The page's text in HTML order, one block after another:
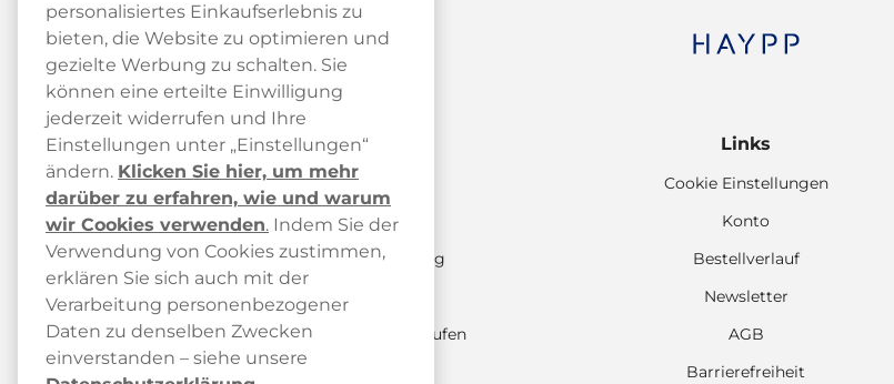
Kundendienst
Kundendienst
FAQ
Paketstatus & Sendungsverfolgung
Versand und Lieferung
Retoure anmelden / Kauf hier widerrufen
Links
Cookie Einstellungen
Konto
Bestellverlauf
Newsletter
AGB
Barrierefreiheit
personalisiertes Einkaufserlebnis zu
bieten, die Website zu optimieren und
gezielte Werbung zu schalten. Sie
können eine erteilte Einwilligung
jederzeit widerrufen und Ihre
Einstellungen unter „Einstellungen“
ändern. Klicken Sie hier, um mehr
darüber zu erfahren, wie und warum
wir Cookies verwenden. Indem Sie der
Verwendung von Cookies zustimmen,
erklären Sie sich auch mit der
Verarbeitung personenbezogener
Daten zu denselben Zwecken
einverstanden – siehe unsere